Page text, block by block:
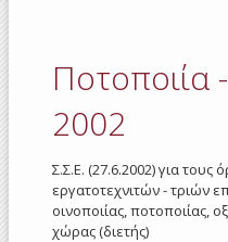
Ποτοποιία
2002
Σ.Σ.Ε. (27.6.2002) για τους
εργατοτεχνιτών - τριών
οινοποιίας, ποτοποιίας,
χώρας (διετής)